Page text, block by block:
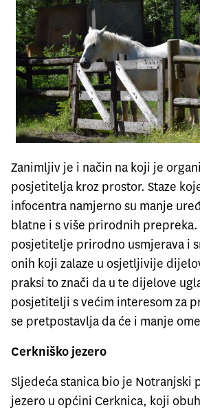
Zanimljiv je i način na koji je
posjetitelja kroz prostor. Staze
infocentra namjerno su manje
blatne i s više prirodnih prepreka.
posjetitelje prirodno usmjerava i
onih koji zalaze u osjetljivije
praksi to znači da u te dijelove
posjetitelji s većim interesom za
se pretpostavlja da će i manje
Cerkniško jezero
Sljedeća stanica bio je Notranjski
jezero u općini Cerknica, koji